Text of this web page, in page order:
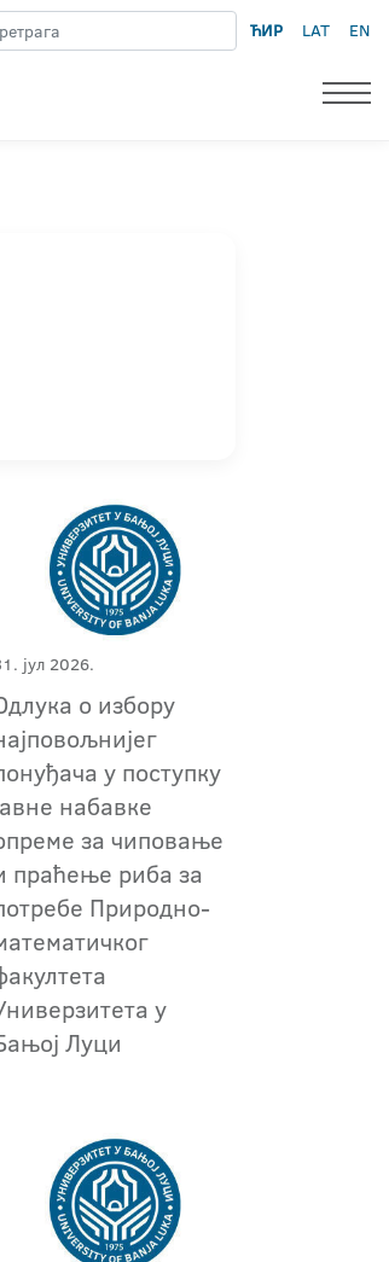
ЋИР LAT EN
јул 2026.
о избору
у поступку
набавке
за чиповање
праћење риба за
Природно-
у
Луци